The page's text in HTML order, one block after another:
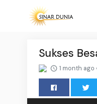
Sukses
1 month ago